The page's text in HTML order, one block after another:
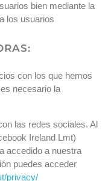
bien mediante la
los usuarios
con los que hemos
necesario la
las redes sociales. Al
Ireland Lmt)
accedido a nuestra
puedes acceder
privacy/